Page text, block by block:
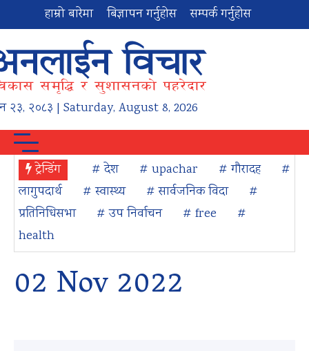
हाम्रो बारेमा बिज्ञापन गर्नुहोस सम्पर्क गर्नुहोस
२३, २०८३ | Saturday, August 8, 2026
ट्रेन्डिंग # देश # upachar # गौरादह
#
लागुपदार्थ
# स्वास्थ्य # सार्वजनिक विदा
#
प्रतिनिधिसभा
# उप निर्वाचन # free
#
health
02 Nov 2022